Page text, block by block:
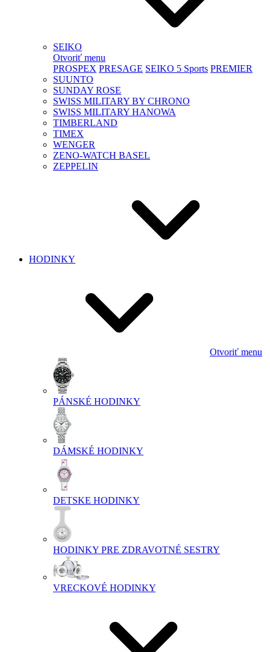
SEIKO
Otvoriť menu
PROSPEX PRESAGE SEIKO 5 Sports PREMIER
SUUNTO
SUNDAY ROSE
SWISS MILITARY BY CHRONO
SWISS MILITARY HANOWA
TIMBERLAND
TIMEX
WENGER
ZENO-WATCH BASEL
ZEPPELIN
HODINKY
Otvoriť menu
PÁNSKÉ HODINKY
DÁMSKÉ HODINKY
DETSKE HODINKY
HODINKY PRE ZDRAVOTNÉ SESTRY
VRECKOVÉ HODINKY